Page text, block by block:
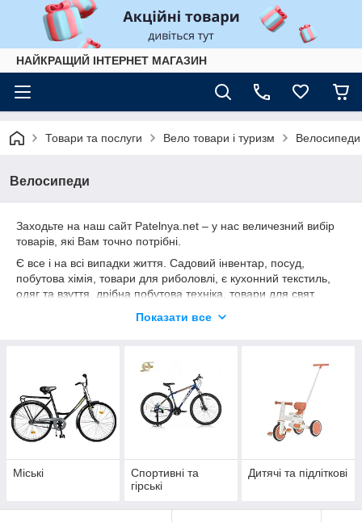
НАЙКРАЩИЙ ІНТЕРНЕТ МАГАЗИН
Товари та послуги Вело товари і туризм Велосипеди
Велосипеди
Заходьте на наш сайт Patelnya.net – у нас величезний вибір
товарів, які Вам точно потрібні.
Є все і на всі випадки життя. Садовий інвентар, посуд,
побутова хімія, товари для риболовлі, є кухонний текстиль,
одяг та взуття, дрібна побутова техніка, товари для свят,
Показати все
Міські
Спортивні та
гірські
Дитячі та підліткові